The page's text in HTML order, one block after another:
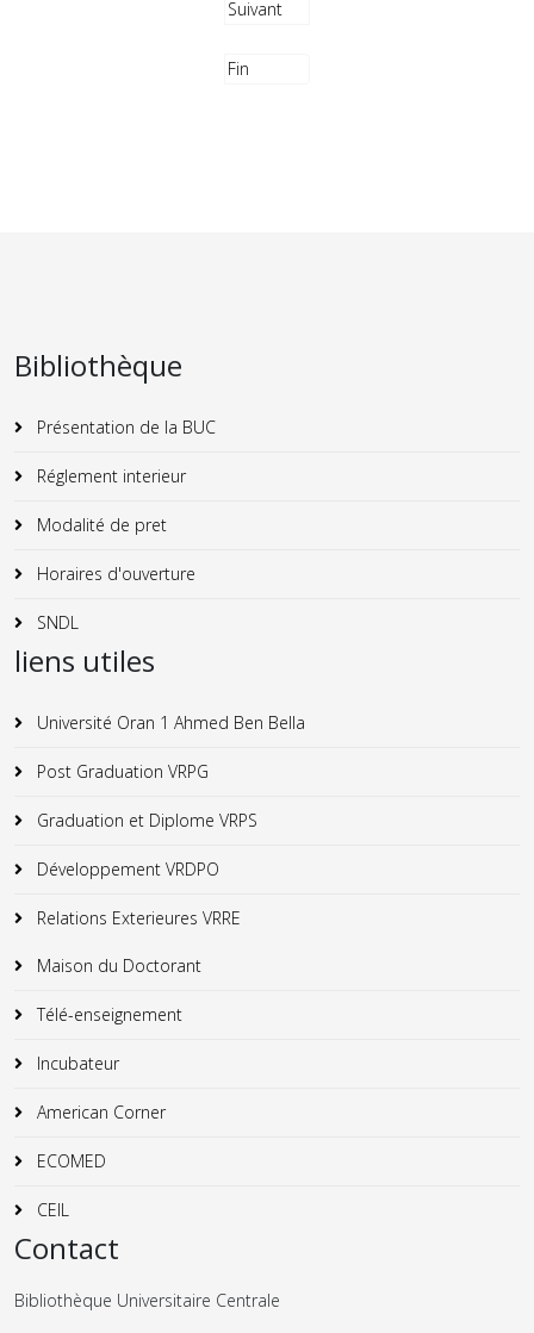
Suivant
Fin
Bibliothèque
Présentation de la BUC
Réglement interieur
Modalité de pret
Horaires d'ouverture
SNDL
liens utiles
Université Oran 1 Ahmed Ben Bella
Post Graduation VRPG
Graduation et Diplome VRPS
Développement VRDPO
Relations Exterieures VRRE
Maison du Doctorant
Télé-enseignement
Incubateur
American Corner
ECOMED
CEIL
Contact
Bibliothèque Universitaire Centrale